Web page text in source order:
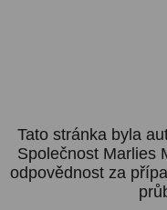
Tato stránka byla
Společnost Marlies
odpovědnost za